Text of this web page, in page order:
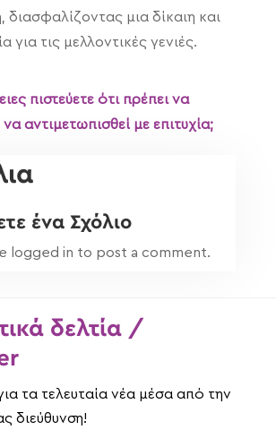
διασφαλίζοντας μια δίκαιη και
για τις μελλοντικές γενιές.
πιστεύετε ότι πρέπει να
αντιμετωπισθεί με επιτυχία;
ένα Σχόλιο
logged in to post a comment.
δελτία /
τα τελευταία νέα μέσα από την
διεύθυνση!